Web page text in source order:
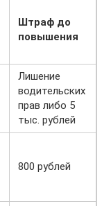
Штраф до
повышения
Лишение
водительских
прав либо 5
тыс. рублей
800 рублей